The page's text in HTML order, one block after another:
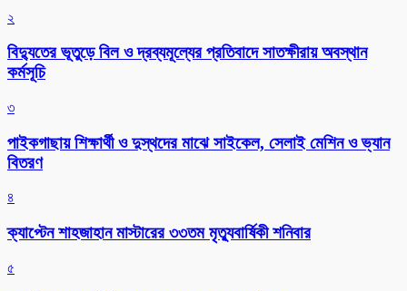
২
বিদ্যুতের ভূতুড়ে বিল ও দ্রব্যমূল্যের প্রতিবাদে সাতক্ষীরায় অবস্থান
কর্মসূচি
৩
পাইকগাছায় শিক্ষার্থী ও দুস্থদের মাঝে সাইকেল, সেলাই মেশিন ও ভ্যান
বিতরণ
৪
ক্যাপ্টেন শাহজাহান মাস্টারের ৩৩তম মৃত্যুবার্ষিকী শনিবার
৫